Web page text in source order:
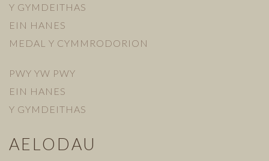
Y GYMDEITHAS
EIN HANES
MEDAL Y CYMMRODORION
PWY YW PWY
EIN HANES
Y GYMDEITHAS
AELODAU